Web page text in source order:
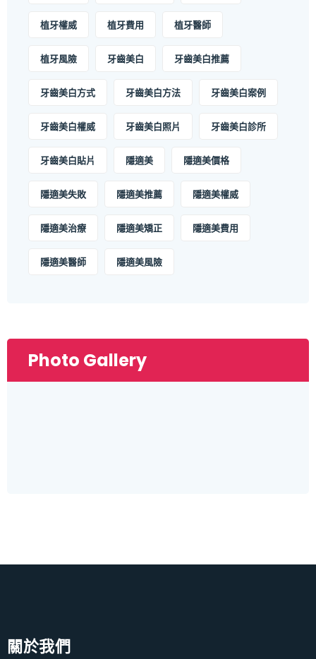
植牙權威 植牙費用 植牙醫師
植牙風險 牙齒美白 牙齒美白推薦
牙齒美白方式 牙齒美白方法 牙齒美白案例
牙齒美白權威 牙齒美白照片 牙齒美白診所
牙齒美白貼片 隱適美 隱適美價格
隱適美失敗 隱適美推薦 隱適美權威
隱適美治療 隱適美矯正 隱適美費用
隱適美醫師 隱適美風險
Photo Gallery
關於我們